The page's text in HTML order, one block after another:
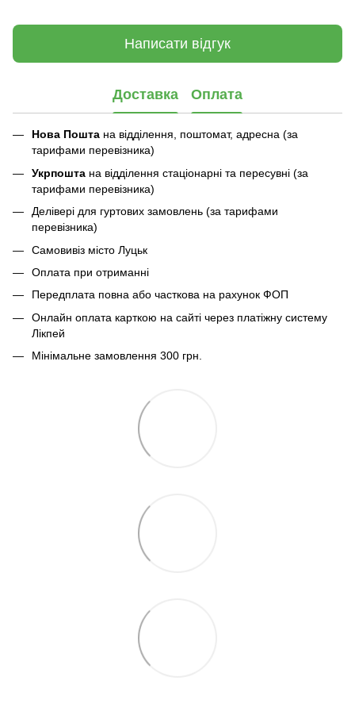
Написати відгук
Доставка Оплата
Нова Пошта на відділення, поштомат, адресна (за
тарифами перевізника)
Укрпошта на відділення стаціонарні та пересувні (за
тарифами перевізника)
Делівері для гуртових замовлень (за тарифами
перевізника)
Самовивіз місто Луцьк
Оплата при отриманні
Передплата повна або часткова на рахунок ФОП
Онлайн оплата карткою на сайті через платіжну систему
Лікпей
Мінімальне замовлення 300 грн.